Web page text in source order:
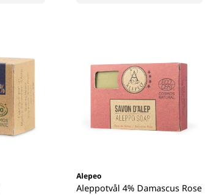
Alepeo
Aleppotvål 4% Damascus Rose